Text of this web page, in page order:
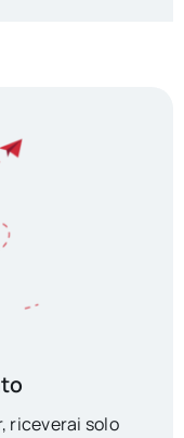
riceverai solo